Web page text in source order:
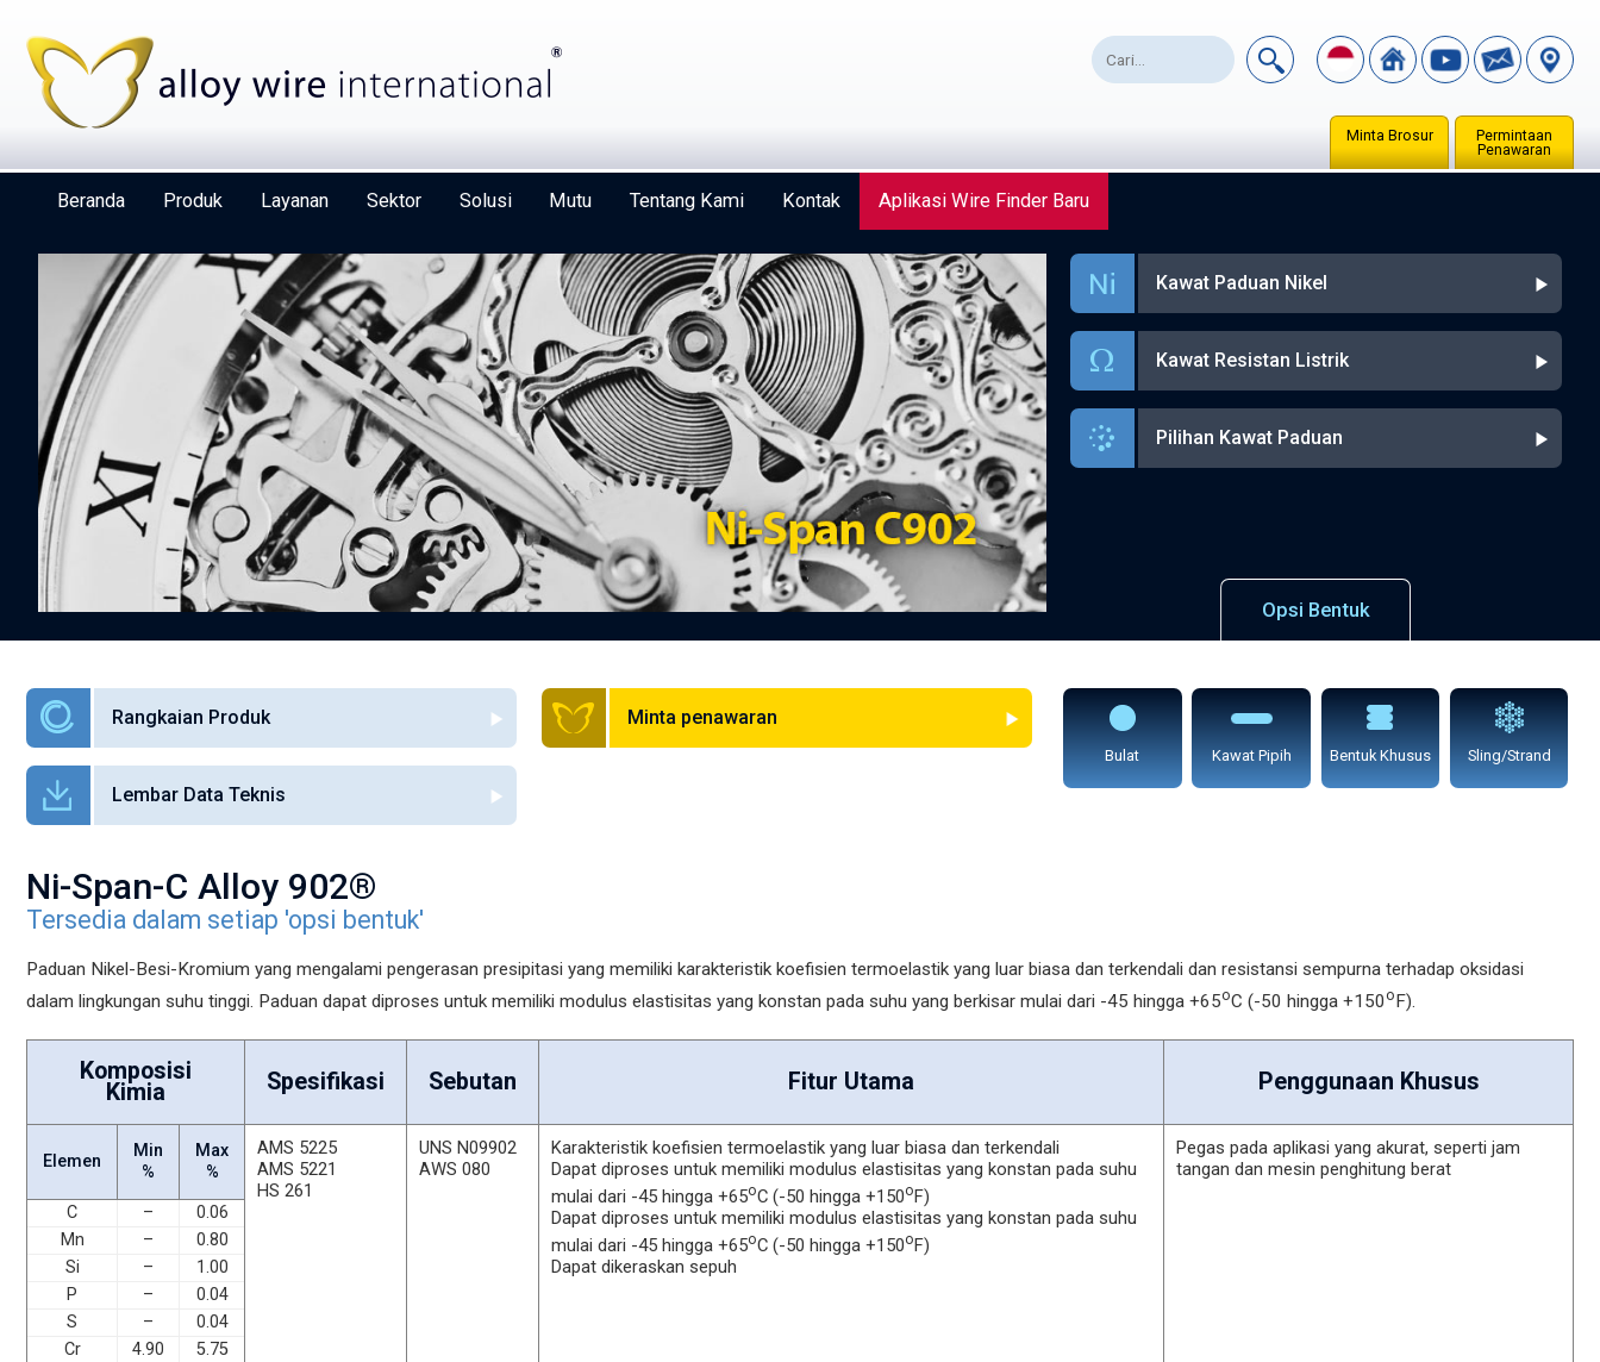
Permintaan
Penawaran
Minta Brosur
Beranda Produk Layanan Sektor Solusi Mutu Tentang Kami Kontak Aplikasi Wire Finder Baru
Kawat Paduan Nikel
Kawat Resistan Listrik
Pilihan Kawat Paduan
Rangkaian Produk Minta penawaran
Lembar Data Teknis
Opsi Bentuk
Bulat Kawat Pipih Bentuk Khusus Sling/Strand
Ni-Span-C Alloy 902®
Tersedia dalam setiap 'opsi bentuk'
Paduan Nikel-Besi-Kromium yang mengalami pengerasan presipitasi yang memiliki karakteristik koefisien termoelastik yang luar biasa dan terkendali dan resistansi sempurna terhadap oksidasi
dalam lingkungan suhu tinggi. Paduan dapat diproses untuk memiliki modulus elastisitas yang konstan pada suhu yang berkisar mulai dari -45 hingga +65oC (-50 hingga +150oF).
Komposisi
Kimia Spesifikasi Sebutan Fitur Utama Penggunaan Khusus
Elemen
Min
%
Max
%
C
–
0.06
Mn
–
0.80
Si
–
1.00
P
–
0.04
S
–
0.04
Cr
4.90
5.75
AMS 5225
AMS 5221
HS 261
UNS N09902
AWS 080
Karakteristik koefisien termoelastik yang luar biasa dan terkendali
Dapat diproses untuk memiliki modulus elastisitas yang konstan pada suhu
mulai dari -45 hingga +65oC (-50 hingga +150oF)
Dapat diproses untuk memiliki modulus elastisitas yang konstan pada suhu
mulai dari -45 hingga +65oC (-50 hingga +150oF)
Dapat dikeraskan sepuh
Pegas pada aplikasi yang akurat, seperti jam
tangan dan mesin penghitung berat